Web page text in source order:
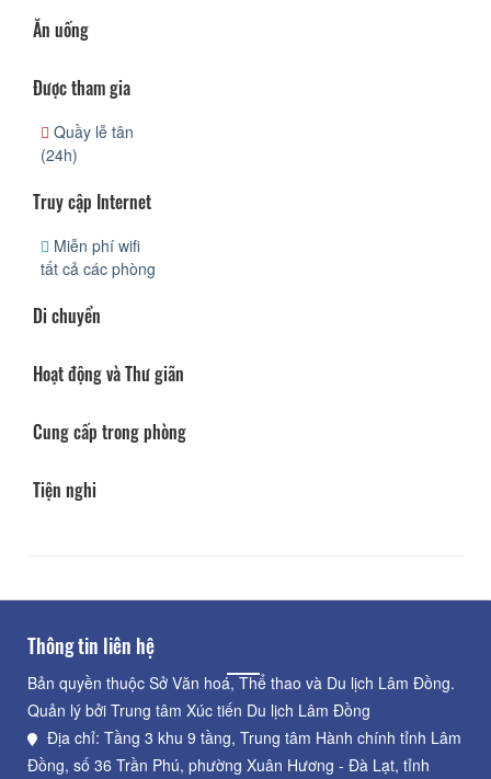
Ăn uống
Được tham gia
Quầy lễ tân
(24h)
Truy cập Internet
Miễn phí wifi
tất cả các phòng
Di chuyển
Hoạt động và Thư giãn
Cung cấp trong phòng
Tiện nghi
Thông tin liên hệ
Bản quyền thuộc Sở Văn hoá, Thể thao và Du lịch Lâm Đồng.
Quản lý bởi Trung tâm Xúc tiến Du lịch Lâm Đồng
Địa chỉ: Tầng 3 khu 9 tầng, Trung tâm Hành chính tỉnh Lâm
Đồng, số 36 Trần Phú, phường Xuân Hương - Đà Lạt, tỉnh